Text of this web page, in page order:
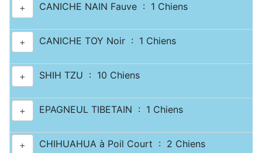
+ CANICHE NAIN Fauve : 1 Chiens
+ CANICHE TOY Noir : 1 Chiens
+ SHIH TZU : 10 Chiens
+ EPAGNEUL TIBETAIN : 1 Chiens
+ CHIHUAHUA à Poil Court : 2 Chiens